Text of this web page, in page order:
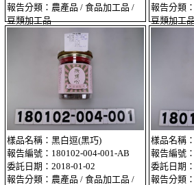
報告分類：農產品 / 食品加工品 /
豆類加工品
報告分類
豆類加工
樣品名稱：黑白逗(黑巧)
報告編號：180102-004-001-AB
委託日期：2018-01-02
報告分類：農產品 / 食品加工品 /
樣品名稱
報告編號
委託日期
報告分類